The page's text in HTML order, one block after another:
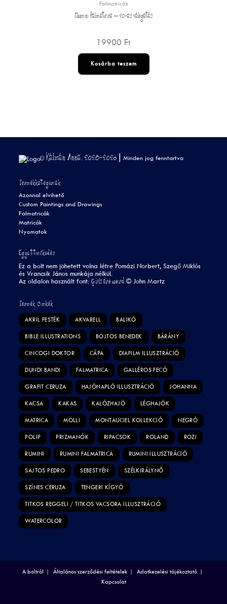
Falmatricák
Rumini falmatrica – 20-as válogatás
19900 Ft
Kosárba teszem
© Kálmán Anna, 2023-2026 |Minden jog fenntartva
Termékkategóriák
Azonnal elvihető
Custom Paintings and Drawings
Falmatricák
Matricák
Nyomatok
Együttműködés
Ez a bolt nem jöhetett volna létre Pomázi Norbert, Szegő Miklós
és Vrancsik János munkája nélkül.
Az oldalon használt font:Girls are weird ©John Martz
Termék Címkék
AKRIL FESTÉK AKVARELL BALIKÓ
BIBLE ILLUSTRATIONS BOJTOS BENEDEK BÁRÁNY
CINCOGI DOKTOR CÁPA DIAFILM ILLUSZTRÁCIÓ
DUNDI BANDI FALMATRICA GALLÉROS FECÓ
GRAFIT CERUZA HAJÓNAPLÓ ILLUSZTRÁCIÓ JOHANNA
KACSA KAKAS KALÓZHAJÓ LÉGHAJÓK
MATRICA MOLLI MONTAUCIEL KOLLEKCIÓ NEGRÓ
POLIP PRIZMANÓK RIPACSOK ROLAND ROZI
RUMINI RUMINI FALMATRICA RUMINI ILLUSZTRÁCIÓ
SAJTOS PEDRO SEBESTYÉN SZÉLKIRÁLYNŐ
SZÍNES CERUZA TENGERI KÍGYÓ
TITKOS REGGELI / TITKOS VACSORA ILLUSZTRÁCIÓ
WATERCOLOR
A boltról Általános szerződési feltételek
Adatkezelési tájékoztató
Kapcsolat